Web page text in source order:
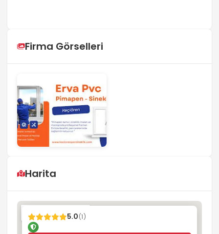
Firma Görselleri
Harita
5.0(1)